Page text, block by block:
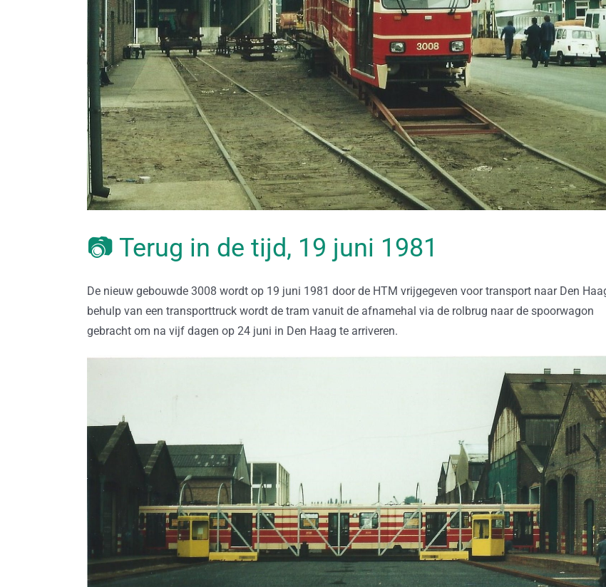
📷 Terug in de tijd, 19 juni 1981
De nieuw gebouwde 3008 wordt op 19 juni 1981 door de HTM vrijgegeven voor transport naar Den
behulp van een transporttruck wordt de tram vanuit de afnamehal via de rolbrug naar de spoorwagon
gebracht om na vijf dagen op 24 juni in Den Haag te arriveren.